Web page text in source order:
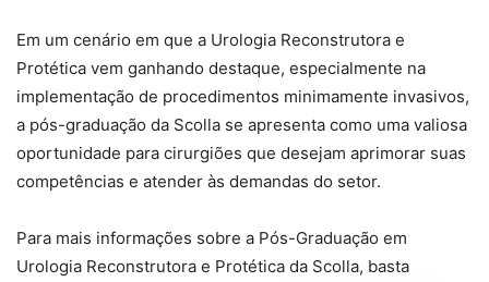
Em um cenário em que a Urologia Reconstrutora e
Protética vem ganhando destaque, especialmente na
implementação de procedimentos minimamente invasivos,
a pós-graduação da Scolla se apresenta como uma valiosa
oportunidade para cirurgiões que desejam aprimorar suas
competências e atender às demandas do setor.
Para mais informações sobre a Pós-Graduação em
Urologia Reconstrutora e Protética da Scolla, basta